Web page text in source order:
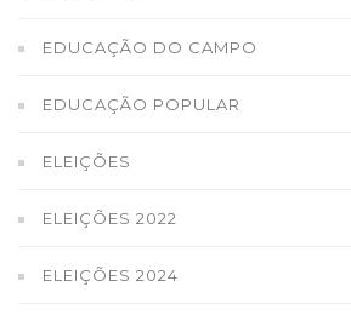
EDUCAÇÃO DO CAMPO
EDUCAÇÃO POPULAR
ELEIÇÕES
ELEIÇÕES 2022
ELEIÇÕES 2024